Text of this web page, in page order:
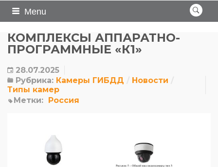
Menu
КОМПЛЕКСЫ АППАРАТНО-
ПРОГРАММНЫЕ «К1»
28.07.2025
Рубрика: Камеры ГИБДД
Новости
Типы камер
Метки: Россия